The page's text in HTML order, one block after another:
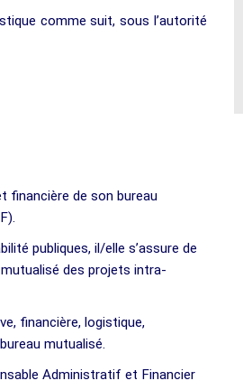
comme suit, sous l’autorité
financière de son bureau
publiques, il/elle s’assure de
des projets intra-
financière, logistique,
mutualisé.
Administratif et Financier